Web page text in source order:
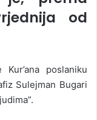
od
poslaniku
Sulejman Bugari